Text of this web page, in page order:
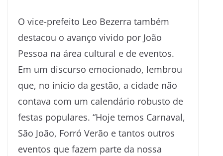
O vice-prefeito Leo Bezerra também
destacou o avanço vivido por João
Pessoa na área cultural e de eventos.
Em um discurso emocionado, lembrou
que, no início da gestão, a cidade não
contava com um calendário robusto de
festas populares. “Hoje temos Carnaval,
São João, Forró Verão e tantos outros
eventos que fazem parte da nossa